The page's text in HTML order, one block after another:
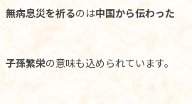
無病息災を祈るのは中国から伝わった
子孫繁栄の意味も込められています。